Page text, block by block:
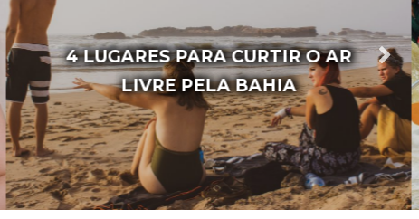
6 LUGARES NA BAHIA PARA
PRATICAR ESPORTES RADICAIS